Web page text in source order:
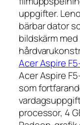
uppgifter.
bärbar dator
bildskärm
Acer Aspire
Acer Aspire
som
processor, 4